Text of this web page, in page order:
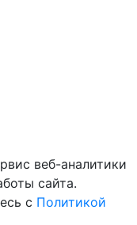
веб-аналитики
сайта.
с Политикой